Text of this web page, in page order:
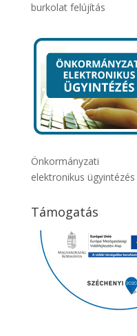
burkolat felújítás
Önkormányzati
elektronikus ügyintézés
Támogatás